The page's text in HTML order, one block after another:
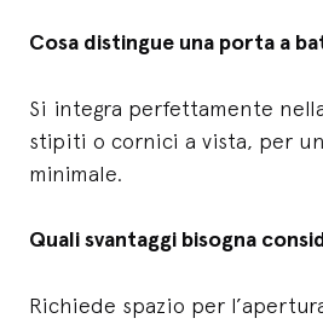
Cosa distingue una porta a
Si integra perfettamente
stipiti o cornici a vista, per
minimale.
Quali svantaggi bisogna
Richiede spazio per